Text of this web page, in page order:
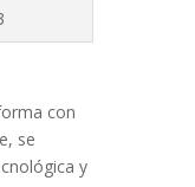
con
se
y